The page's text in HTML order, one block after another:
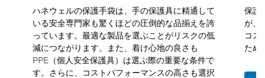
ハネウェルの保護手袋は、手の保護具に精通して
いる安全専門家も驚くほどの圧倒的な品揃えを誇
っています。最適な製品を選ぶことがリスクの低
減につながります。また、着け心地の良さも
PPE（個人安全保護具）は選ぶ際の重要な条件で
す。さらに、コストパフォーマンスの高さも選択
保護
が、
コス
ため